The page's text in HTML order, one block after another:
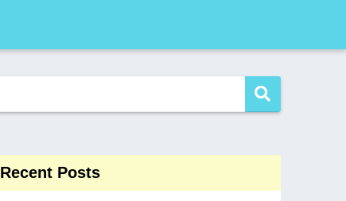
Recent Posts